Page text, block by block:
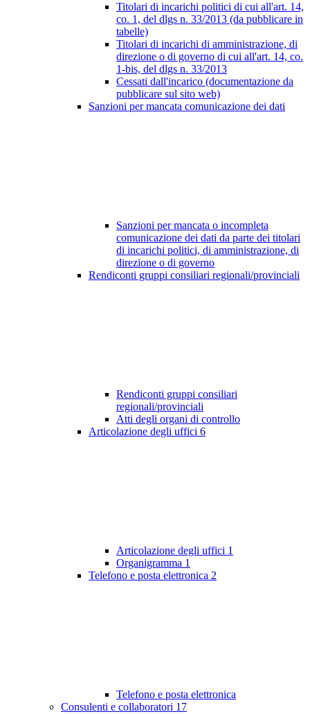
Titolari di incarichi politici di cui all'art. 14,
co. 1, del dlgs n. 33/2013 (da pubblicare in
tabelle)
Titolari di incarichi di amministrazione, di
direzione o di governo di cui all'art. 14, co.
1-bis, del dlgs n. 33/2013
Cessati dall'incarico (documentazione da
pubblicare sul sito web)
Sanzioni per mancata comunicazione dei dati
Sanzioni per mancata o incompleta
comunicazione dei dati da parte dei titolari
di incarichi politici, di amministrazione, di
direzione o di governo
Rendiconti gruppi consiliari regionali/provinciali
Rendiconti gruppi consiliari
regionali/provinciali
Atti degli organi di controllo
Articolazione degli uffici 6
Articolazione degli uffici 1
Organigramma 1
Telefono e posta elettronica 2
Telefono e posta elettronica
Consulenti e collaboratori 17